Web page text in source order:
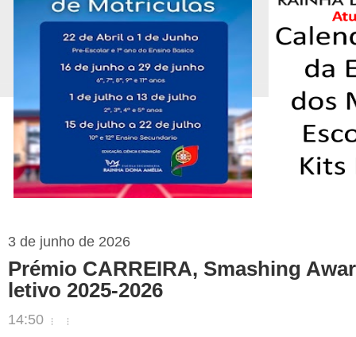
3 de junho de 2026
Prémio CARREIRA, Smashing
letivo 2025-2026
14:50